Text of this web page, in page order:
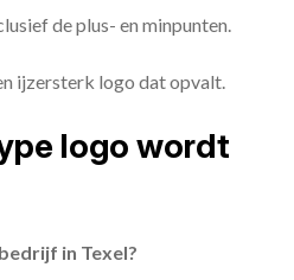
de plus- en minpunten.
ijzersterk logo dat opvalt.
logo wordt
in Texel?